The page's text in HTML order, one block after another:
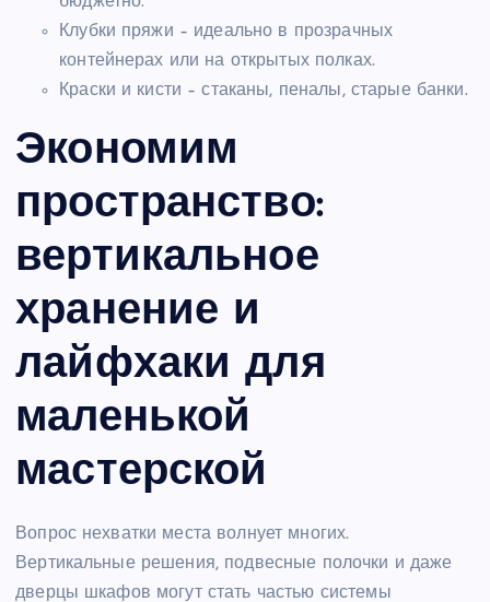
Клубки пряжи – идеально в прозрачных
контейнерах или на открытых полках.
Краски и кисти – стаканы, пеналы, старые банки.
Экономим
пространство:
вертикальное
хранение и
лайфхаки для
маленькой
мастерской
Вопрос нехватки места волнует многих.
Вертикальные решения, подвесные полочки и даже
дверцы шкафов могут стать частью системы